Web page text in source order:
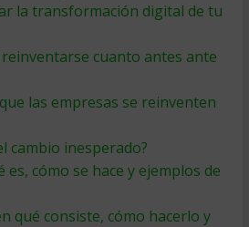
la transformación digital de tu
reinventarse cuanto antes ante
las empresas se reinventen
cambio inesperado?
es, cómo se hace y ejemplos de
qué consiste, cómo hacerlo y